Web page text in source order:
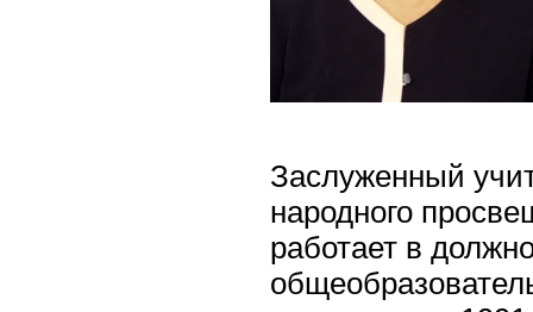
Заслуженный
народного
работает в